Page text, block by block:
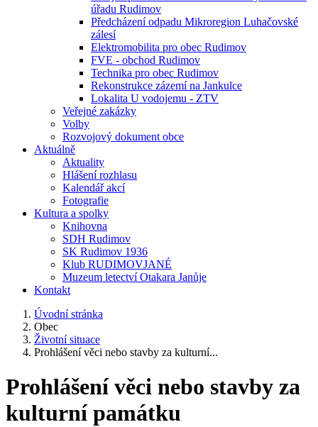
úřadu Rudimov
Předcházení odpadu Mikroregion Luhačovské
zálesí
Elektromobilita pro obec Rudimov
FVE - obchod Rudimov
Technika pro obec Rudimov
Rekonstrukce zázemí na Jankulce
Lokalita U vodojemu - ZTV
Veřejné zakázky
Volby
Rozvojový dokument obce
Aktuálně
Aktuality
Hlášení rozhlasu
Kalendář akcí
Fotografie
Kultura a spolky
Knihovna
SDH Rudimov
SK Rudimov 1936
Klub RUDIMOVJANÉ
Muzeum letectví Otakara Janůje
Kontakt
Úvodní stránka
Obec
Životní situace
Prohlášení věci nebo stavby za kulturní...
Prohlášení věci nebo stavby za
kulturní památku